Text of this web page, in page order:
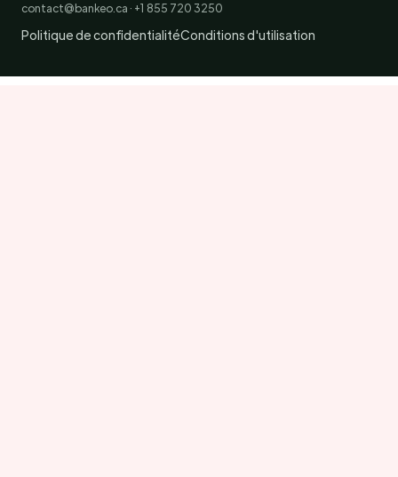
contact@bankeo.ca · +1 855 720 3250
Politique de confidentialitéConditions d'utilisation